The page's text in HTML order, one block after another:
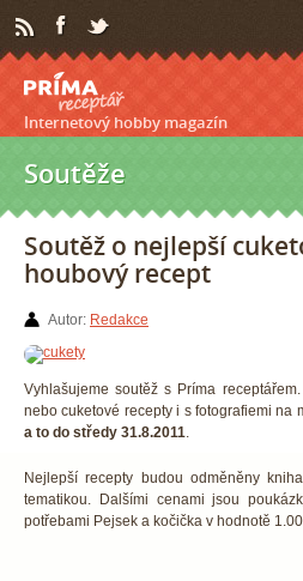
Internetový hobby magazín
Soutěže
Soutěž o nejlepší
houbový recept
Autor: Redakce
Vyhlašujeme soutěž s Príma
nebo cuketové recepty i s fotografiemi na
a to do středy 31.8.2011.
Nejlepší recepty budou odměněny
tematikou. Dalšími cenami jsou
potřebami Pejsek a kočička v hodnotě